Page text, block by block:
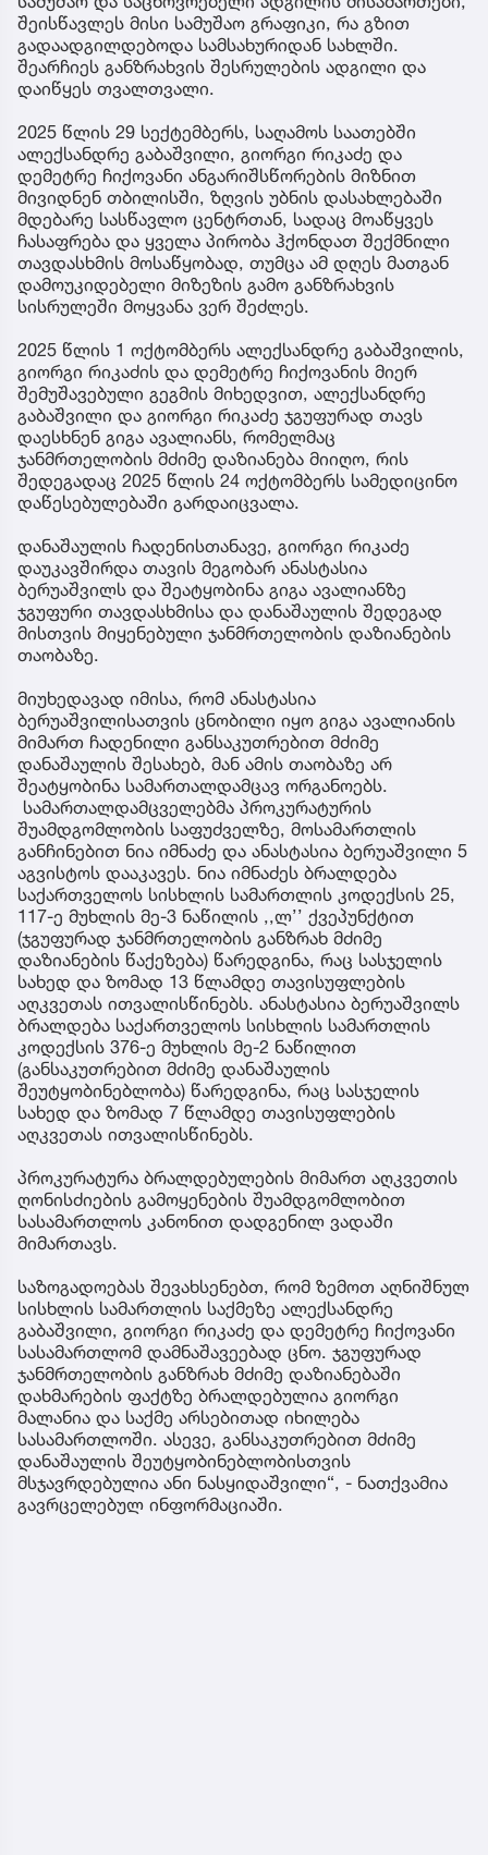
შეისწავლეს მისი სამუშაო გრაფიკი, რა გზით
გადაადგილდებოდა სამსახურიდან სახლში.
შეარჩიეს განზრახვის შესრულების ადგილი და
დაიწყეს თვალთვალი.
2025 წლის 29 სექტემბერს, საღამოს საათებში
ალექსანდრე გაბაშვილი, გიორგი რიკაძე და
დემეტრე ჩიქოვანი ანგარიშსწორების მიზნით
მივიდნენ თბილისში, ზღვის უბნის დასახლებაში
მდებარე სასწავლო ცენტრთან, სადაც მოაწყვეს
ჩასაფრება და ყველა პირობა ჰქონდათ შექმნილი
თავდასხმის მოსაწყობად, თუმცა ამ დღეს მათგან
დამოუკიდებელი მიზეზის გამო განზრახვის
სისრულეში მოყვანა ვერ შეძლეს.
2025 წლის 1 ოქტომბერს ალექსანდრე გაბაშვილის,
გიორგი რიკაძის და დემეტრე ჩიქოვანის მიერ
შემუშავებული გეგმის მიხედვით, ალექსანდრე
გაბაშვილი და გიორგი რიკაძე ჯგუფურად თავს
დაესხნენ გიგა ავალიანს, რომელმაც
ჯანმრთელობის მძიმე დაზიანება მიიღო, რის
შედეგადაც 2025 წლის 24 ოქტომბერს სამედიცინო
დაწესებულებაში გარდაიცვალა.
დანაშაულის ჩადენისთანავე, გიორგი რიკაძე
დაუკავშირდა თავის მეგობარ ანასტასია
ბერუაშვილს და შეატყობინა გიგა ავალიანზე
ჯგუფური თავდასხმისა და დანაშაულის შედეგად
მისთვის მიყენებული ჯანმრთელობის დაზიანების
თაობაზე.
მიუხედავად იმისა, რომ ანასტასია
ბერუაშვილისათვის ცნობილი იყო გიგა ავალიანის
მიმართ ჩადენილი განსაკუთრებით მძიმე
დანაშაულის შესახებ, მან ამის თაობაზე არ
შეატყობინა სამართალდამცავ ორგანოებს.
სამართალდამცველებმა პროკურატურის
შუამდგომლობის საფუძველზე, მოსამართლის
განჩინებით ნია იმნაძე და ანასტასია ბერუაშვილი 5
აგვისტოს დააკავეს. ნია იმნაძეს ბრალდება
საქართველოს სისხლის სამართლის კოდექსის 25,
117-ე მუხლის მე-3 ნაწილის ,,ლ’’ ქვეპუნქტით
(ჯგუფურად ჯანმრთელობის განზრახ მძიმე
დაზიანების წაქეზება) წარედგინა, რაც სასჯელის
სახედ და ზომად 13 წლამდე თავისუფლების
აღკვეთას ითვალისწინებს. ანასტასია ბერუაშვილს
ბრალდება საქართველოს სისხლის სამართლის
კოდექსის 376-ე მუხლის მე-2 ნაწილით
(განსაკუთრებით მძიმე დანაშაულის
შეუტყობინებლობა) წარედგინა, რაც სასჯელის
სახედ და ზომად 7 წლამდე თავისუფლების
აღკვეთას ითვალისწინებს.
პროკურატურა ბრალდებულების მიმართ აღკვეთის
ღონისძიების გამოყენების შუამდგომლობით
სასამართლოს კანონით დადგენილ ვადაში
მიმართავს.
საზოგადოებას შევახსენებთ, რომ ზემოთ აღნიშნულ
სისხლის სამართლის საქმეზე ალექსანდრე
გაბაშვილი, გიორგი რიკაძე და დემეტრე ჩიქოვანი
სასამართლომ დამნაშავეებად ცნო. ჯგუფურად
ჯანმრთელობის განზრახ მძიმე დაზიანებაში
დახმარების ფაქტზე ბრალდებულია გიორგი
მალანია და საქმე არსებითად იხილება
სასამართლოში. ასევე, განსაკუთრებით მძიმე
დანაშაულის შეუტყობინებლობისთვის
მსჯავრდებულია ანი ნასყიდაშვილი“, - ნათქვამია
გავრცელებულ ინფორმაციაში.